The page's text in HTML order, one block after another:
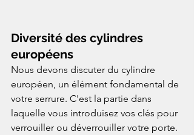
Diversité des cylindres
européens
Nous devons discuter du cylindre
européen, un élément fondamental de
votre serrure. C'est la partie dans
laquelle vous introduisez vos clés pour
verrouiller ou déverrouiller votre porte.